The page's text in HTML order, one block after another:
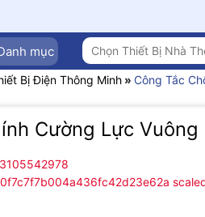
mục
Tìm
kiếm:
Bị Điện Thông Minh » Công Tắc
Cường Lực